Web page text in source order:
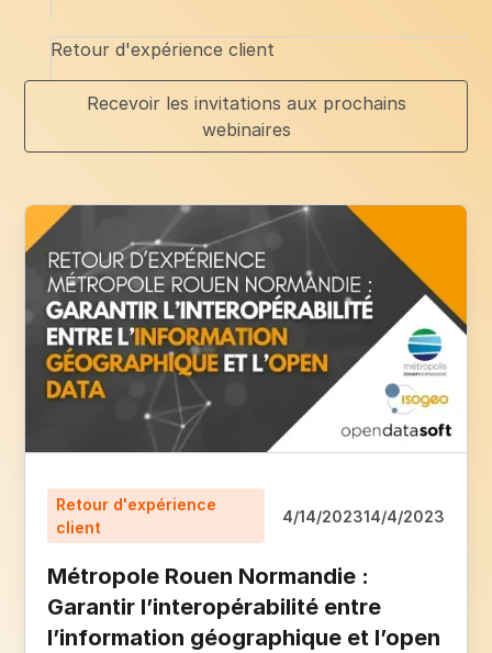
Retour d'expérience client
Recevoir les invitations aux prochains
webinaires
Retour d'expérience
client
4/14/202314/4/2023
Métropole Rouen Normandie :
Garantir l’interopérabilité entre
l’information géographique et l’open